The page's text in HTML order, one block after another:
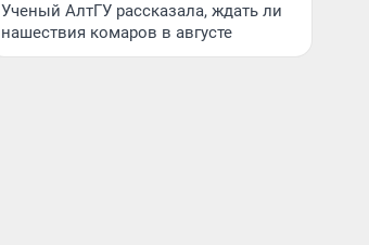
Ученый АлтГУ рассказала, ждать ли
нашествия комаров в августе